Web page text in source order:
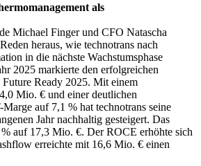
als
Michael Finger und CFO Natascha
heraus, wie technotrans nach
in die nächste Wachstumsphase
2025 markierte den erfolgreichen
Future Ready 2025. Mit einem
Mio. € und einer deutlichen
auf 7,1 % hat technotrans seine
Jahr nachhaltig gesteigert. Das
auf 17,3 Mio. €. Der ROCE erhöhte sich
erreichte mit 16,6 Mio. € einen